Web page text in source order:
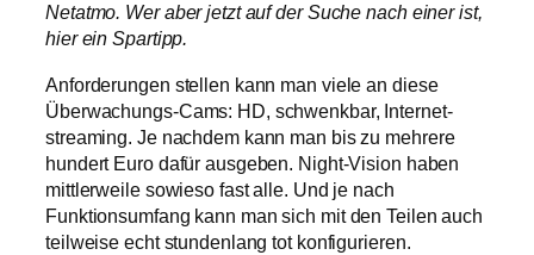
Netatmo. Wer aber jetzt auf der Suche nach einer ist,
hier ein Spartipp.
Anforderungen stellen kann man viele an diese
Überwachungs-Cams: HD, schwenkbar, Internet-
streaming. Je nachdem kann man bis zu mehrere
hundert Euro dafür ausgeben. Night-Vision haben
mittlerweile sowieso fast alle. Und je nach
Funktionsumfang kann man sich mit den Teilen auch
teilweise echt stundenlang tot konfigurieren.